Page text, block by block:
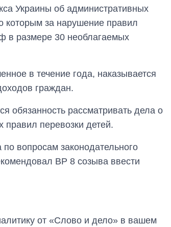
Украины об административных
которым за нарушение правил
в размере 30 необлагаемых
в течение года, наказывается
граждан.
обязанность рассматривать дела о
перевозки детей.
вопросам законодательного
ВР 8 созыва ввести
от «Слово и дело» в вашем
Экспорт оружия: